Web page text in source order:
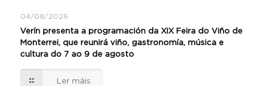
04/08/2026
Verín presenta a programación da XIX Feira do Viño de
Monterrei, que reunirá viño, gastronomía, música e
cultura do 7 ao 9 de agosto
Ler máis